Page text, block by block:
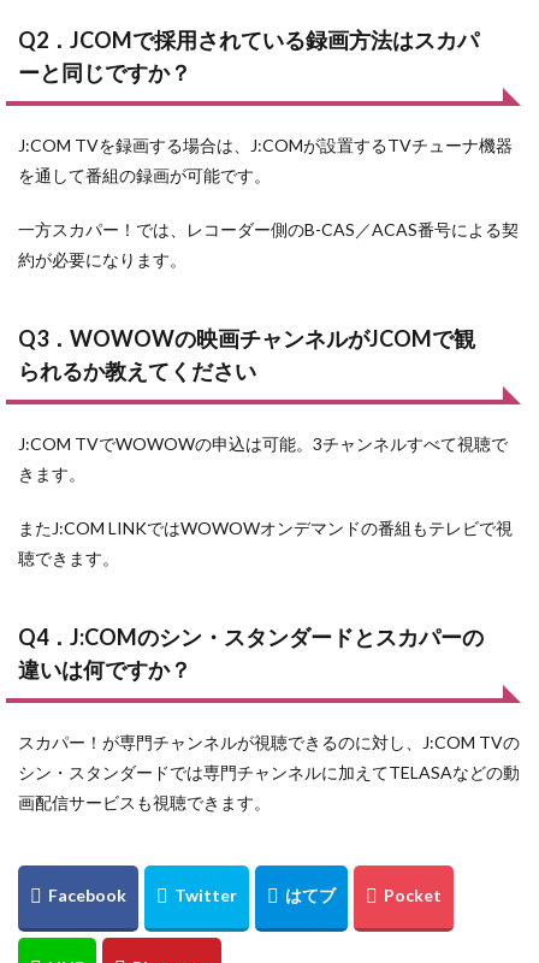
Q2．JCOMで採用されている録画方法はスカパ
ーと同じですか？
J:COM TVを録画する場合は、J:COMが設置するTVチューナ機器
を通して番組の録画が可能です。
一方スカパー！では、レコーダー側のB-CAS／ACAS番号による契
約が必要になります。
Q3．WOWOWの映画チャンネルがJCOMで観
られるか教えてください
J:COM TVでWOWOWの申込は可能。3チャンネルすべて視聴で
きます。
またJ:COM LINKではWOWOWオンデマンドの番組もテレビで視
聴できます。
Q4．J:COMのシン・スタンダードとスカパーの
違いは何ですか？
スカパー！が専門チャンネルが視聴できるのに対し、J:COM TVの
シン・スタンダードでは専門チャンネルに加えてTELASAなどの動
画配信サービスも視聴できます。